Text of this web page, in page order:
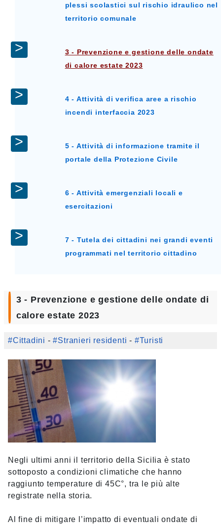
plessi scolastici sul rischio idraulico nel
territorio comunale
3 - Prevenzione e gestione delle ondate
di calore estate 2023
4 - Attività di verifica aree a rischio
incendi interfaccia 2023
5 - Attività di informazione tramite il
portale della Protezione Civile
6 - Attività emergenziali locali e
esercitazioni
7 - Tutela dei cittadini nei grandi eventi
programmati nel territorio cittadino
3 - Prevenzione e gestione delle ondate di
calore estate 2023
#Cittadini -#Stranieri residenti - #Turisti
Negli ultimi anni il territorio della Sicilia è stato
sottoposto a condizioni climatiche che hanno
raggiunto temperature di 45C°, tra le più alte
registrate nella storia.
Al fine di mitigare l’impatto di eventuali ondate di